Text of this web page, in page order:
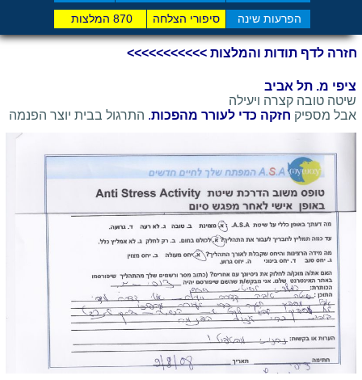
הפרעות שינה סיפורי הצלחה 870 המלצות
ציפי מ. תל אביב
שיטה טובה קצרה ויעילה
אבל מספיק חזקה כדי לעורר מהפכות. התרגול בבית יוצר הפנמה
חזרה לדף תודות והמלצות >>>>>>>>>>>